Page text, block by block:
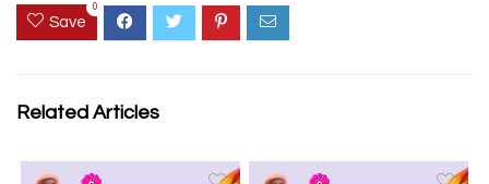
Save
0
Related Articles